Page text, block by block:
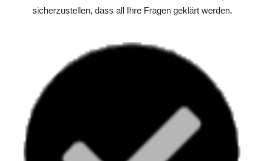
sicherzustellen, dass all Ihre Fragen geklärt werden.